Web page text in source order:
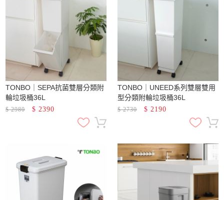
TONBO｜SEPA抗菌雙層分類附
輪垃圾桶36L
$2980 $ 2390
TONBO｜UNEED系列雙層雙用
型分類附輪垃圾桶36L
$2730 $ 2190